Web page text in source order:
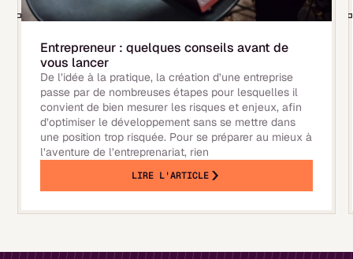
Entrepreneur : quelques conseils avant de
vous lancer
De l’idée à la pratique, la création d’une entreprise
passe par de nombreuses étapes pour lesquelles il
convient de bien mesurer les risques et enjeux, afin
d’optimiser le développement sans se mettre dans
une position trop risquée. Pour se préparer au mieux à
l’aventure de l’entreprenariat, rien
LIRE L'ARTICLE